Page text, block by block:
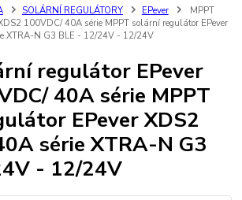
SOLÁRNÍ REGULÁTORY EPever
MPPT
100VDC/ 40A série MPPT solární regulátor EPever
XTRA-N G3 BLE - 12/24V - 12/24V
regulátor EPever
40A série MPPT
EPever XDS2
série XTRA-N G3
- 12/24V